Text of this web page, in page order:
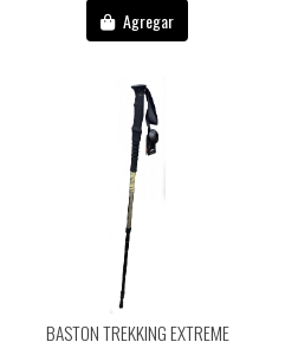
Agregar
BASTON TREKKING EXTREME